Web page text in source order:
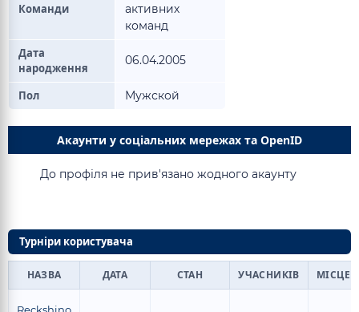
Команди
активних
команд
Дата
народження
06.04.2005
Пол Мужской
Акаунти у соціальних мережах та OpenID
До профіля не прив'язано жодного акаунту
Турніри користувача
НАЗВА ДАТА СТАН УЧАСНИКІВ МІСЦЕ